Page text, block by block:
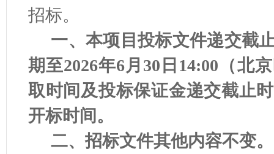
招标。
一、本项目投标文件递交截
期至2026年6月30日14:00（北
取时间及投标保证金递交截止
开标时间。
二、招标文件其他内容不变。